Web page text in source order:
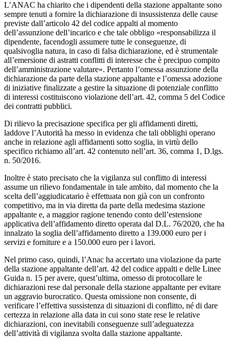
L’ANAC ha chiarito che i dipendenti della stazione appaltante sono
sempre tenuti a fornire la dichiarazione di insussistenza delle cause
previste dall’articolo 42 del codice appalti al momento
dell’assunzione dell’incarico e che tale obbligo «responsabilizza il
dipendente, facendogli assumere tutte le conseguenze, di
qualsivoglia natura, in caso di falsa dichiarazione, ed è strumentale
all’emersione di astratti conflitti di interesse che è precipuo compito
dell’amministrazione valutare». Pertanto l’omessa assunzione della
dichiarazione da parte della stazione appaltante e l’omessa adozione
di iniziative finalizzate a gestire la situazione di potenziale conflitto
di interessi costituiscono violazione dell’art. 42, comma 5 del Codice
dei contratti pubblici.
Di rilievo la precisazione specifica per gli affidamenti diretti,
laddove l’Autorità ha messo in evidenza che tali obblighi operano
anche in relazione agli affidamenti sotto soglia, in virtù dello
specifico richiamo all’art. 42 contenuto nell’art. 36, comma 1, D.lgs.
n. 50/2016.
Inoltre è stato precisato che la vigilanza sul conflitto di interessi
assume un rilievo fondamentale in tale ambito, dal momento che la
scelta dell’aggiudicatario è effettuata non già con un confronto
competitivo, ma in via diretta da parte della medesima stazione
appaltante e, a maggior ragione tenendo conto dell’estensione
applicativa dell’affidamento diretto operata dal D.L. 76/2020, che ha
innalzato la soglia dell’affidamento diretto a 139.000 euro per i
servizi e forniture e a 150.000 euro per i lavori.
Nel primo caso, quindi, l’Anac ha accertato una violazione da parte
della stazione appaltante dell’art. 42 del codice appalti e delle Linee
Guida n. 15 per avere, quest’ultima, omesso di protocollare le
dichiarazioni rese dal personale della stazione appaltante per evitare
un aggravio burocratico. Questa omissione non consente, di
verificare l’effettiva sussistenza di situazioni di conflitto, né di dare
certezza in relazione alla data in cui sono state rese le relative
dichiarazioni, con inevitabili conseguenze sull’adeguatezza
dell’attività di vigilanza svolta dalla stazione appaltante.